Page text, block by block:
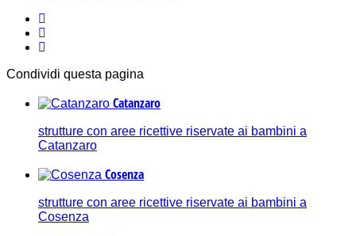
Condividi questa pagina
Catanzaro
strutture con aree ricettive riservate ai bambini a
Catanzaro
Cosenza
strutture con aree ricettive riservate ai bambini a
Cosenza